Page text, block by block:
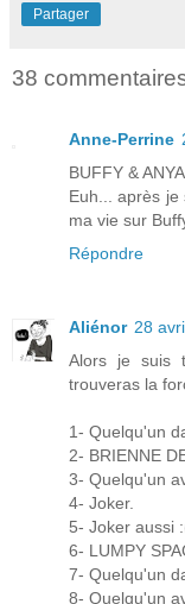
Partager
38
Anne-Perrine
BUFFY &
Euh... après
ma vie sur
Répondre
Aliénor 28
Alors je suis
trouveras la
1- Quelqu'un
2- BRIENNE
3- Quelqu'un
4- Joker.
5- Joker aussi
6- LUMPY
7- Quelqu'un
8- Quelqu'un